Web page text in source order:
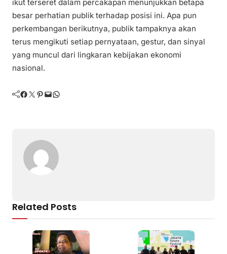
ikut terseret dalam percakapan menunjukkan betapa
besar perhatian publik terhadap posisi ini. Apa pun
perkembangan berikutnya, publik tampaknya akan
terus mengikuti setiap pernyataan, gestur, dan sinyal
yang muncul dari lingkaran kebijakan ekonomi
nasional.
Facebook Twitter Pinterest Mail WhatsApp
Related Posts